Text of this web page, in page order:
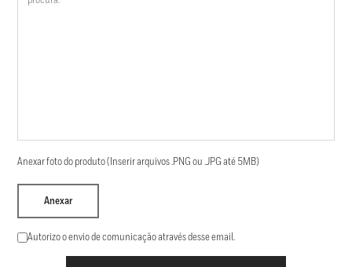
Anexar foto do produto (Inserir arquivos .PNG ou .JPG até 5MB)
Anexar
Autorizo o envio de comunicação através desse email.